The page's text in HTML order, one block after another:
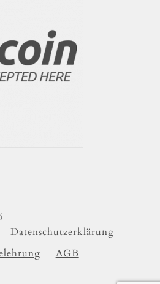
Datenschutzerklärung
AGB